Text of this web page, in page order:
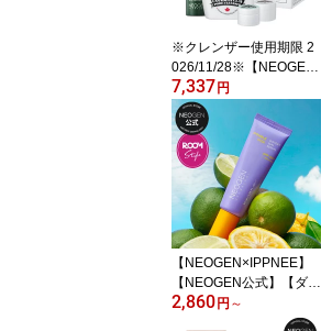
肌 ツヤ トナーパッド
※クレンザー使用期限 2
026/11/28※【NEOGEN
公式】【ネオゼン 毛穴 Z
ERO SET】毛穴 黒ずみ
毛穴の汚れ 毛穴の開き
おまけ 皮脂 角質 バブル
ムース ピーリング ゴマ
ージュ 敏感肌 フェイス
ジェルクリーム クレイマ
スク クレイパック もっ
ちり 韓国 スキンケア コ
スメ ファヘ
7,337円
【NEOGEN×IPPNEE】
【NEOGEN公式】【ダブ
ルビタ ウォータリー サ
ンセラム】トラネキサム
2,860円 ～